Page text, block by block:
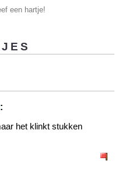
een hartje!
:
het klinkt stukken